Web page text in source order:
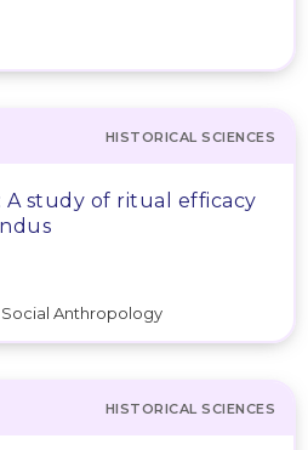
HISTORICAL SCIENCES
study of ritual efficacy
Anthropology
HISTORICAL SCIENCES